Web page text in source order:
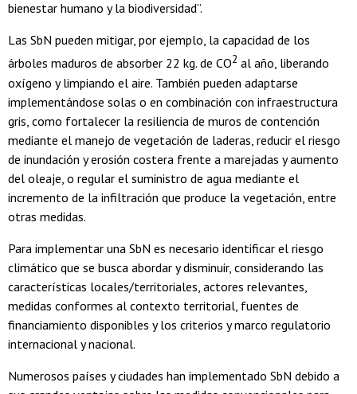
bienestar humano y la biodiversidad”.
Las SbN pueden mitigar, por ejemplo, la capacidad de los
árboles maduros de absorber 22 kg. de CO2 al año, liberando
oxígeno y limpiando el aire. También pueden adaptarse
implementándose solas o en combinación con infraestructura
gris, como fortalecer la resiliencia de muros de contención
mediante el manejo de vegetación de laderas, reducir el riesgo
de inundación y erosión costera frente a marejadas y aumento
del oleaje, o regular el suministro de agua mediante el
incremento de la infiltración que produce la vegetación, entre
otras medidas.
Para implementar una SbN es necesario identificar el riesgo
climático que se busca abordar y disminuir, considerando las
características locales/territoriales, actores relevantes,
medidas conformes al contexto territorial, fuentes de
financiamiento disponibles y los criterios y marco regulatorio
internacional y nacional.
Numerosos países y ciudades han implementado SbN debido a